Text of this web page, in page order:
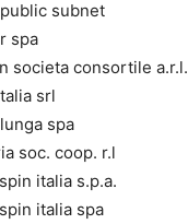
subnet
spa
societa consortile a.r.l.
srl
spa
soc. coop. r.l
italia s.p.a.
italia spa